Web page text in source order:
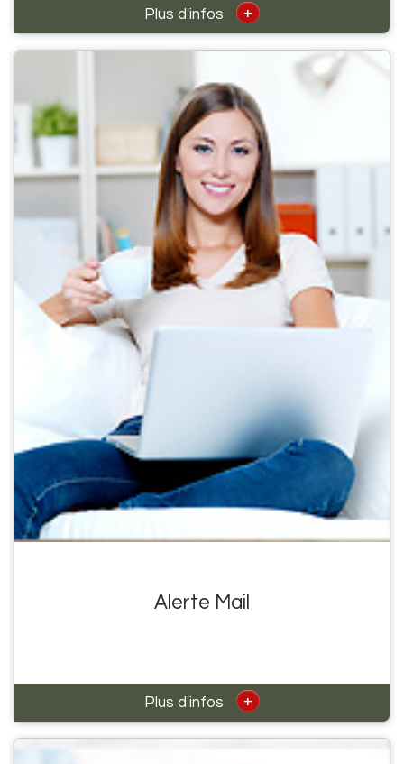
Plus d'infos +
Alerte Mail
Plus d'infos +